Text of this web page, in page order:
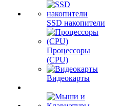
SSD накопители
Процессоры
(CPU)
Видеокарты